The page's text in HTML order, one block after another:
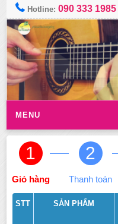
Hotline:090 333 1985
MENU
1
Giỏ hàng
2
Thanh toán
STT SẢN PHẨM